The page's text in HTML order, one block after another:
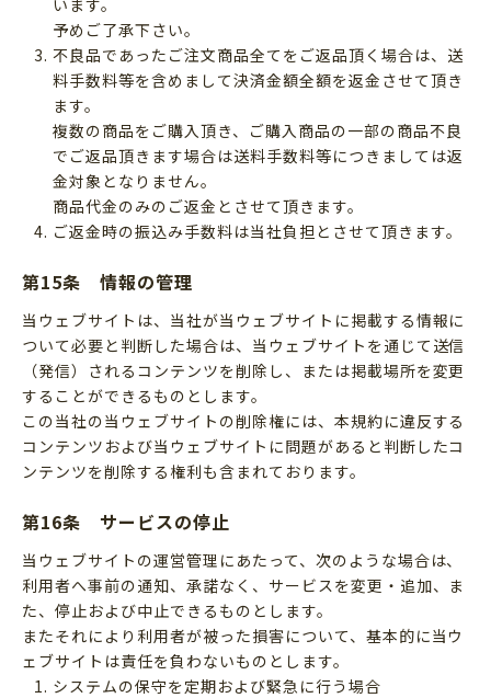
います。
予めご了承下さい。
不良品であったご注文商品全てをご返品頂く場合は、送
料手数料等を含めまして決済金額全額を返金させて頂き
ます。
複数の商品をご購入頂き、ご購入商品の一部の商品不良
でご返品頂きます場合は送料手数料等につきましては返
金対象となりません。
商品代金のみのご返金とさせて頂きます。
ご返金時の振込み手数料は当社負担とさせて頂きます。
第15条 情報の管理
当ウェブサイトは、当社が当ウェブサイトに掲載する情報に
ついて必要と判断した場合は、当ウェブサイトを通じて送信
（発信）されるコンテンツを削除し、または掲載場所を変更
することができるものとします。
この当社の当ウェブサイトの削除権には、本規約に違反する
コンテンツおよび当ウェブサイトに問題があると判断したコ
ンテンツを削除する権利も含まれております。
第16条 サービスの停止
当ウェブサイトの運営管理にあたって、次のような場合は、
利用者へ事前の通知、承諾なく、サービスを変更・追加、ま
た、停止および中止できるものとします。
またそれにより利用者が被った損害について、基本的に当ウ
ェブサイトは責任を負わないものとします。
システムの保守を定期および緊急に行う場合